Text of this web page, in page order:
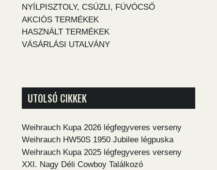
NYÍLPISZTOLY, CSÚZLI, FÚVÓCSŐ
AKCIÓS TERMÉKEK
HASZNÁLT TERMÉKEK
VÁSÁRLÁSI UTALVÁNY
UTOLSÓ CIKKEK
Weihrauch Kupa 2026 légfegyveres verseny
Weihrauch HW50S 1950 Jubilee légpuska
Weihrauch Kupa 2025 légfegyveres verseny
XXI. Nagy Déli Cowboy Találkozó